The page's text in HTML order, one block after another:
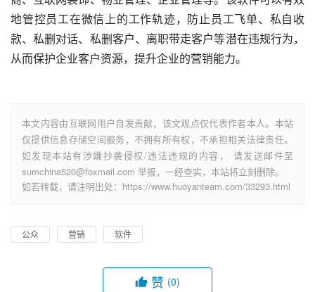
地管控员工在微信上的工作轨迹，防止员工飞单、私自收
款、私删对话、私删客户、离职带走客户等潜在违规行为，
从而保护企业客户资源，提升企业的营销能力。
本文内容由互联网用户自发贡献，该文观点仅代表作者本人。本站
仅提供信息存储空间服务，不拥有所有权，不承担相关法律责任。
如发现本站有涉嫌抄袭侵权/违法违规的内容， 请发送邮件至
sumchina520@foxmail.com 举报，一经查实，本站将立刻删除。
如若转载，请注明出处：https://www.huoyanteam.com/33293.html
公众 营销 软件
赞 (0)